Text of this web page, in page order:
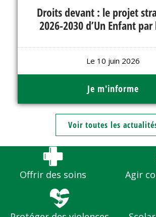
Bienvenue,
Les enfants ont des
droits...et vous aussi !
Lorsque vous visitez le site d'Un Enfant par la
déposés sur votre ordinateur ou sur votre mobile. Ils
Droits devant : le projet
2026-2030 d’Un Enfant
Le 10 juin 2026
Je m'informe
Voir toutes les
Offrir des soins Agir